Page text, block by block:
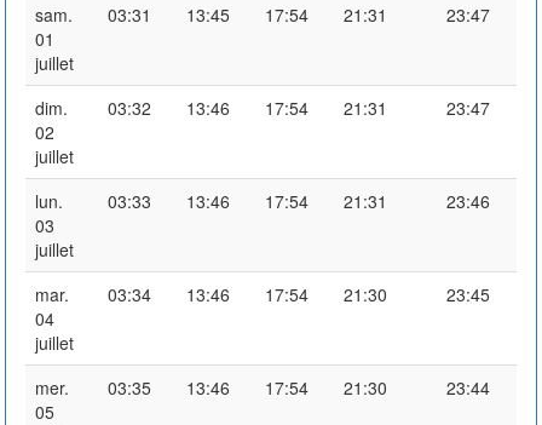
sam.
01
juillet
03:31 13:45 17:54 21:31 23:47
dim.
02
juillet
03:32 13:46 17:54 21:31 23:47
lun.
03
juillet
03:33 13:46 17:54 21:31 23:46
mar.
04
juillet
03:34 13:46 17:54 21:30 23:45
mer.
05
03:35 13:46 17:54 21:30 23:44